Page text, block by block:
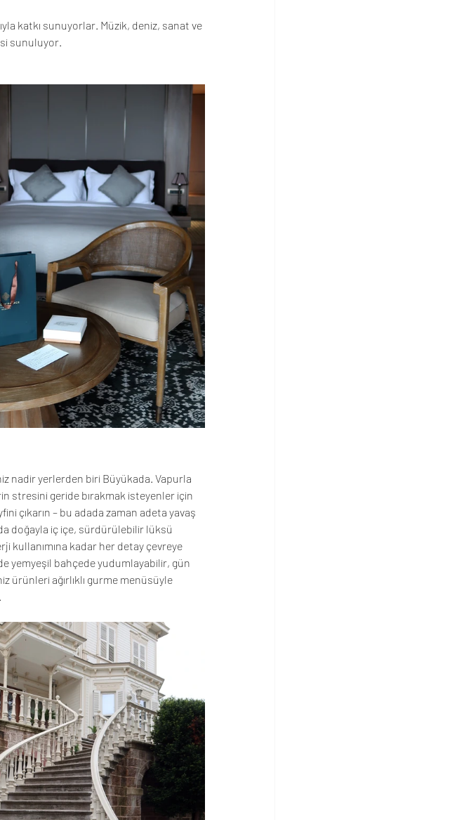
katkı sunuyorlar. Müzik, deniz, sanat ve
sunuluyor.
nadir yerlerden biri Büyükada. Vapurla
stresini geride bırakmak isteyenler için
çıkarın – bu adada zaman adeta yavaş
doğayla iç içe, sürdürülebilir lüksü
kullanımına kadar her detay çevreye
yemyeşil bahçede yudumlayabilir, gün
ürünleri ağırlıklı gurme menüsüyle